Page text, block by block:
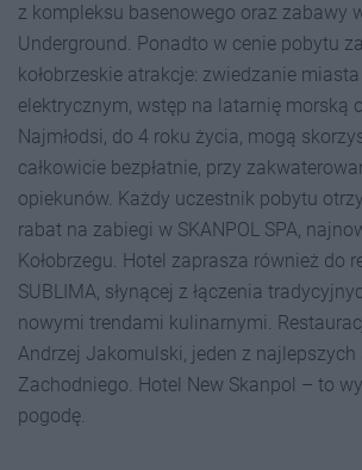
z kompleksu basenowego oraz zabawy
Underground. Ponadto w cenie pobytu
kołobrzeskie atrakcje: zwiedzanie
elektrycznym, wstęp na latarnię morską
Najmłodsi, do 4 roku życia, mogą
całkowicie bezpłatnie, przy
opiekunów. Każdy uczestnik pobytu
rabat na zabiegi w SKANPOL SPA,
Kołobrzegu. Hotel zaprasza również do
SUBLIMA, słynącej z łączenia
nowymi trendami kulinarnymi.
Andrzej Jakomulski, jeden z najlepszych
Zachodniego. Hotel New Skanpol – to
pogodę.